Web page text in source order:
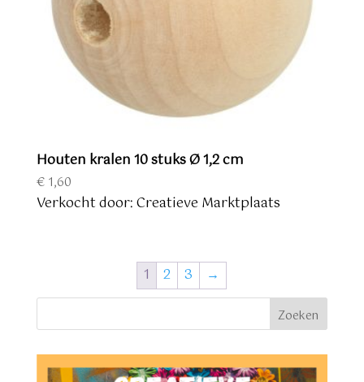
Houten kralen 10 stuks Ø 1,2 cm
€1,60
Verkocht door: Creatieve Marktplaats
1 2 3 →
Zoeken